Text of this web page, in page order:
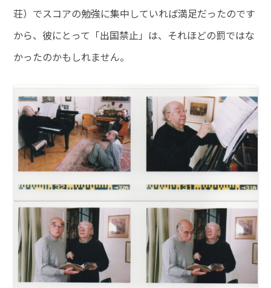
荘）でスコアの勉強に集中していれば満足だったのです
から、彼にとって「出国禁止」は、それほどの罰ではな
かったのかもしれません。